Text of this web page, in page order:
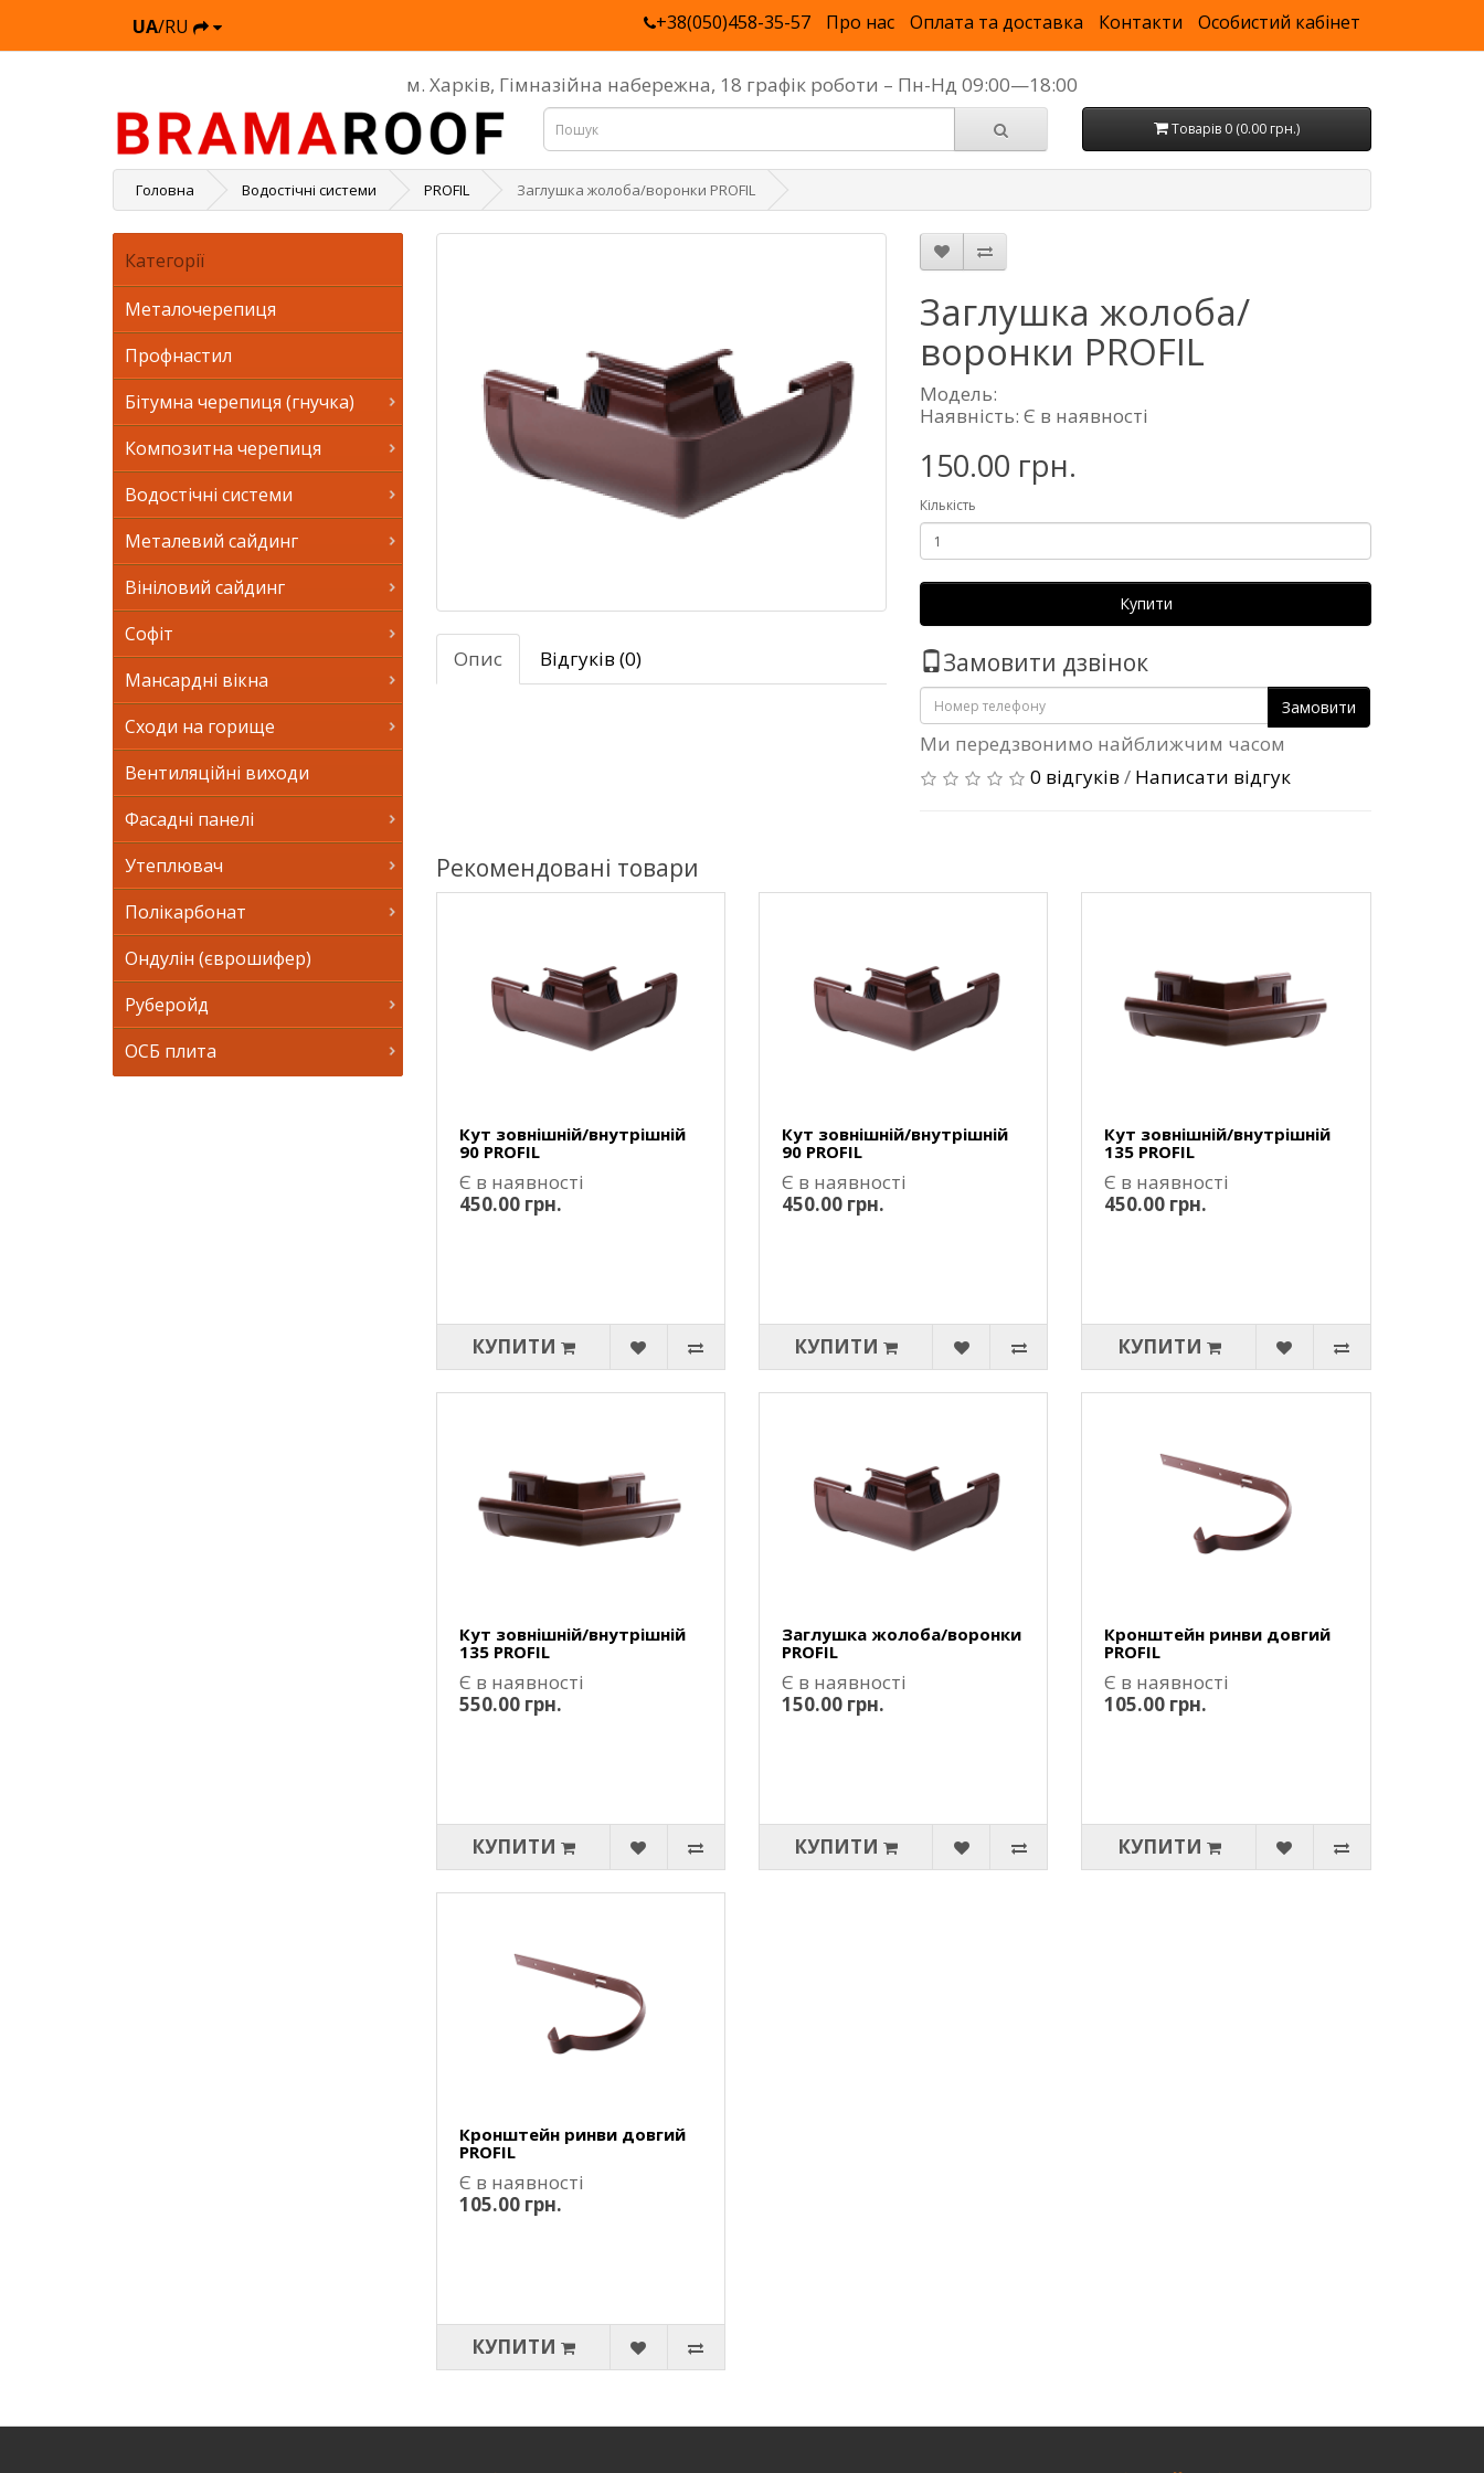
UA/RU +38(050)458-35-57 Про нас Оплата та доставка Контакти Особистий кабінет
м. Харків, Гімназійна набережна, 18 графік роботи – Пн-Нд 09:00—18:00
Товарів 0 (0.00 грн.)
Головна Водостічні системи PROFIL Заглушка жолоба/воронки PROFIL
Категорії
Металочерепиця
Профнастил
Бітумна черепиця (гнучка)
Композитна черепиця
Водостічні системи
Металевий сайдинг
Вініловий сайдинг
Софіт
Мансардні вікна
Сходи на горище
Вентиляційні виходи
Фасадні панелі
Утеплювач
Полікарбонат
Ондулін (єврошифер)
Руберойд
ОСБ плита
Опис Відгуків (0)
Заглушка жолоба/
воронки PROFIL
Модель:
Наявність: Є в наявності
150.00 грн.
Кількість
Купити
Замовити дзвінок
Замовити
Ми передзвонимо найближчим часом
0 відгуків / Написати відгук
Рекомендовані товари
Кут зовнішній/внутрішній
90 PROFIL
Є в наявності
450.00 грн.
КУПИТИ
Кут зовнішній/внутрішній
90 PROFIL
Є в наявності
450.00 грн.
КУПИТИ
Кут зовнішній/внутрішній
135 PROFIL
Є в наявності
450.00 грн.
КУПИТИ
Кут зовнішній/внутрішній
135 PROFIL
Є в наявності
550.00 грн.
КУПИТИ
Заглушка жолоба/воронки
PROFIL
Є в наявності
150.00 грн.
КУПИТИ
Кронштейн ринви довгий
PROFIL
Є в наявності
105.00 грн.
КУПИТИ
Кронштейн ринви довгий
PROFIL
Є в наявності
105.00 грн.
КУПИТИ